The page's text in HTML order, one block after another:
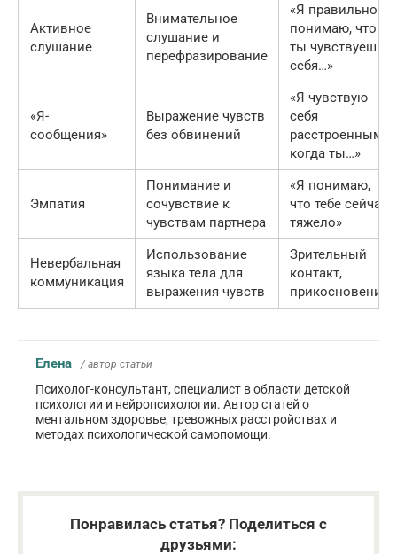
Активное
слушание
Внимательное
слушание и
перефразирование
«Я правильно
понимаю, что
ты чувствуешь
себя…»
«Я-
сообщения»
Выражение чувств
без обвинений
«Я чувствую
себя
расстроенным,
когда ты…»
Эмпатия
Понимание и
сочувствие к
чувствам партнера
«Я понимаю,
что тебе сейчас
тяжело»
Невербальная
коммуникация
Использование
языка тела для
выражения чувств
Зрительный
контакт,
прикосновения
Елена / автор статьи
Психолог-консультант, специалист в области детской
психологии и нейропсихологии. Автор статей о
ментальном здоровье, тревожных расстройствах и
методах психологической самопомощи.
Понравилась статья? Поделиться с
друзьями: